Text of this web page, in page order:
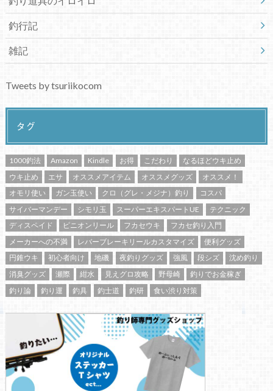
釣行記
雑記
Tweets by tsuriikocom
タグ
1000釣法 Amazon Kindle お得 こだわり
なるほどウキ止め
ウキ止め
エサ オススメアイテム オススメグッズ
オススメ！
オモリ使い
ガン玉使い クロ（グレ・メジナ）釣り
コスパ
サイバーマンデー
シモリ玉 スーパーエキスパートUE
テクニック
ディスペイド
ピニオンリール フカセウキ
フカセ釣り入門
メーカーへの不満
レバーブレーキリールカスタマイズ
便利グッズ
円錐ウキ
初心者向け 地磯 夜釣りグッズ 強風 段シズ
沈め釣り
消臭グッズ
瀬際 紺水 見えグロ攻略 野母崎
釣りでお金稼ぎ
釣り論
釣り運 釣具 釣士道 釣研 食い渋り対策